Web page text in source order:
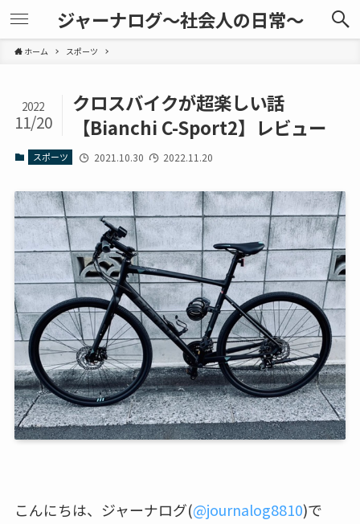
ジャーナログ～社会人の日常～
ホーム スポーツ
クロスバイクが超楽しい話
【Bianchi C-Sport2】レビュー
2022
11/20
スポーツ 2021.10.30 2022.11.20
こんにちは、ジャーナログ(@journalog8810)で